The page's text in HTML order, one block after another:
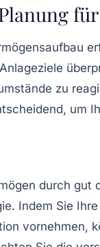
Anlageziele
zu
um
durch
Indem Sie
vornehmen,